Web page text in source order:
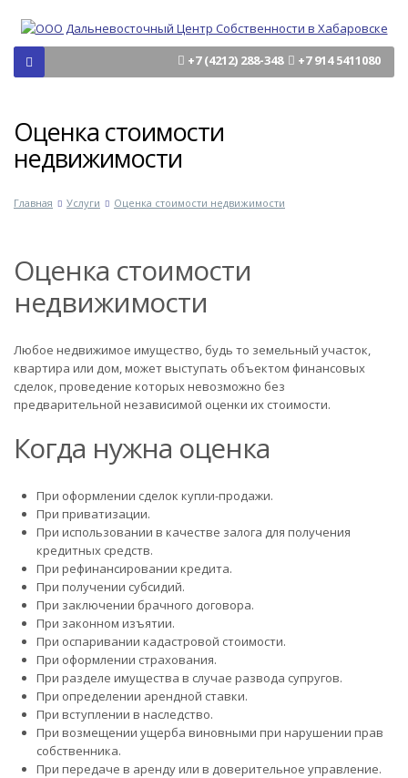
+7 (4212) 288-348 +7 914 5411080
Оценка стоимости
недвижимости
Главная Услуги Оценка стоимости недвижимости
Оценка стоимости
недвижимости
Любое недвижимое имущество, будь то земельный участок,
квартира или дом, может выступать объектом финансовых
сделок, проведение которых невозможно без
предварительной независимой оценки их стоимости.
Когда нужна оценка
При оформлении сделок купли-продажи.
При приватизации.
При использовании в качестве залога для получения
кредитных средств.
При рефинансировании кредита.
При получении субсидий.
При заключении брачного договора.
При законном изъятии.
При оспаривании кадастровой стоимости.
При оформлении страхования.
При разделе имущества в случае развода супругов.
При определении арендной ставки.
При вступлении в наследство.
При возмещении ущерба виновными при нарушении прав
собственника.
При передаче в аренду или в доверительное управление.